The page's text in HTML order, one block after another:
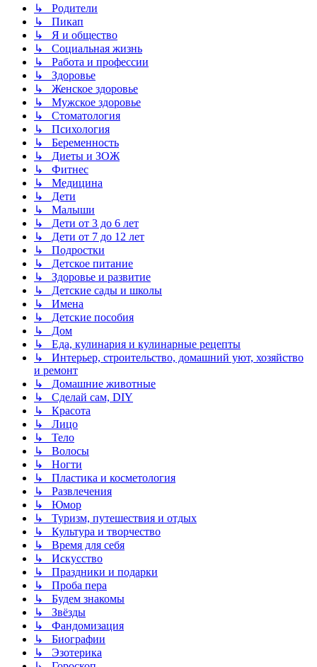
↳ Родители
↳ Пикап
↳ Я и общество
↳ Социальная жизнь
↳ Работа и профессии
↳ Здоровье
↳ Женское здоровье
↳ Мужское здоровье
↳ Стоматология
↳ Психология
↳ Беременность
↳ Диеты и ЗОЖ
↳ Фитнес
↳ Медицина
↳ Дети
↳ Малыши
↳ Дети от 3 до 6 лет
↳ Дети от 7 до 12 лет
↳ Подростки
↳ Детское питание
↳ Здоровье и развитие
↳ Детские сады и школы
↳ Имена
↳ Детские пособия
↳ Дом
↳ Еда, кулинария и кулинарные рецепты
↳ Интерьер, строительство, домашний уют, хозяйство
и ремонт
↳ Домашние животные
↳ Сделай сам, DIY
↳ Красота
↳ Лицо
↳ Тело
↳ Волосы
↳ Ногти
↳ Пластика и косметология
↳ Развлечения
↳ Юмор
↳ Туризм, путешествия и отдых
↳ Культура и творчество
↳ Время для себя
↳ Искусство
↳ Праздники и подарки
↳ Проба пера
↳ Будем знакомы
↳ Звёзды
↳ Фандомизация
↳ Биографии
↳ Эзотерика